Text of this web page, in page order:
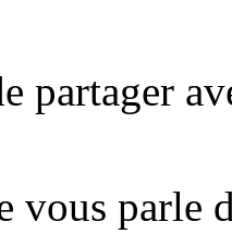
partager
vous parle